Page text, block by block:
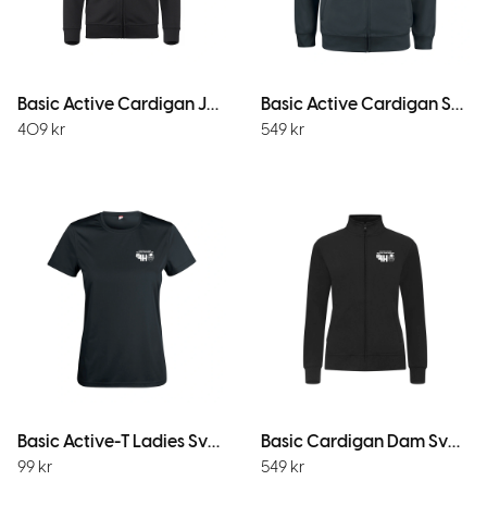
Basic Active Cardigan Junior Svart
409 kr
Basic Active Cardigan Svart
549 kr
Basic Active-T Ladies Svart
99 kr
Basic Cardigan Dam Svart
549 kr